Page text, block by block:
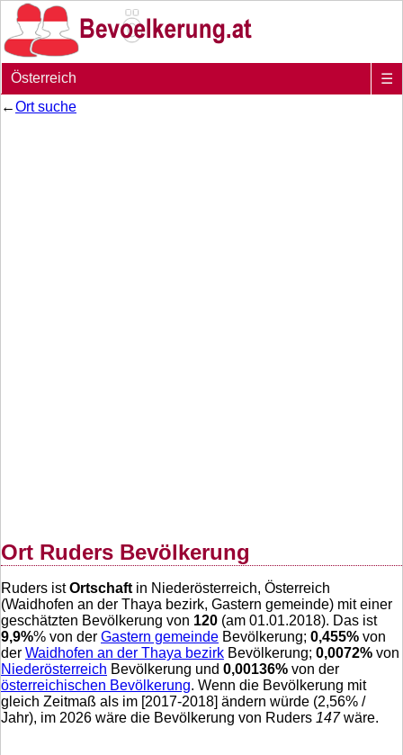
Österreich
☰
←Ort suche
Ort Ruders Bevölkerung
Ruders istOrtschaft in Niederösterreich, Österreich
(Waidhofen an der Thaya bezirk, Gastern gemeinde) mit einer
geschätzten Bevölkerung von 120 (am 01.01.2018). Das ist
9,9%% von der Gastern gemeinde Bevölkerung; 0,455% von
der Waidhofen an der Thaya bezirk Bevölkerung; 0,0072% von
Niederösterreich Bevölkerung und 0,00136% von der
österreichischen Bevölkerung. Wenn die Bevölkerung mit
gleich Zeitmaß als im [2017-2018] ändern würde (2,56% /
Jahr), im 2026 wäre die Bevölkerung von Ruders 147wäre.